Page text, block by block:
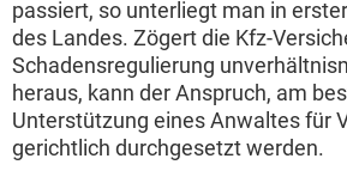
passiert, so unterliegt man in
des Landes. Zögert die Kfz-
Schadensregulierung
heraus, kann der Anspruch, am
Unterstützung eines Anwaltes für
gerichtlich durchgesetzt werden.